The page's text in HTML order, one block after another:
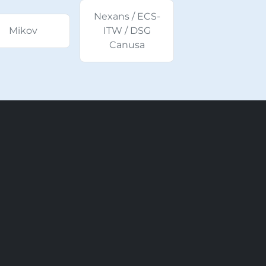
Mikov
Nexans / ECS-
ITW / DSG
Canusa